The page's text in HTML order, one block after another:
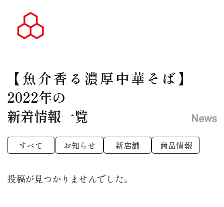
【魚介香る濃厚中華そば】
2022年の
新着情報一覧
News
すべて お知らせ 新店舗 商品情報
投稿が見つかりませんでした。